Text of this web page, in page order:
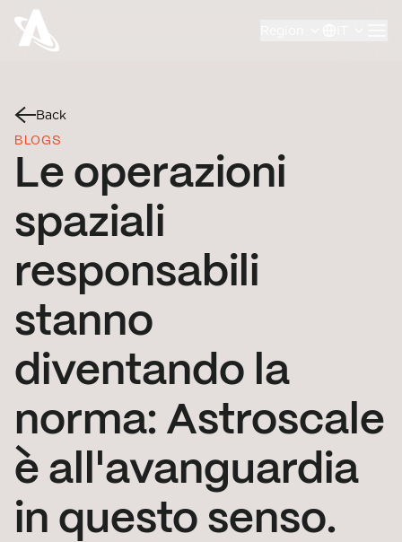
Back
BLOGS
Le operazioni
spaziali
responsabili
stanno
diventando la
norma: Astroscale
è all'avanguardia
in questo senso.